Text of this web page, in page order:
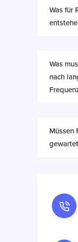
Was für
Was
nach
Müssen